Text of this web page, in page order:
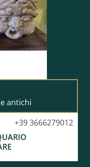
antichi
+39 3666279012